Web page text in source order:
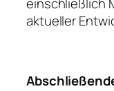
einschließlich
aktueller